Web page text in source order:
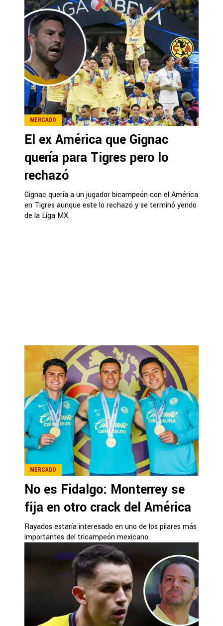
MERCADO
El ex América que Gignac
quería para Tigres pero lo
rechazó
Gignac quería a un jugador bicampeón con el América
en Tigres aunque este lo rechazó y se terminó yendo
de la Liga MX.
MERCADO
No es Fidalgo: Monterrey se
fija en otro crack del América
Rayados estaría interesado en uno de los pilares más
importantes del tricampeón mexicano.